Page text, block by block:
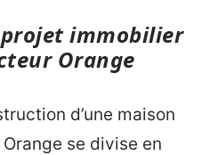
projet immobilier
Orange
d’une maison
se divise en